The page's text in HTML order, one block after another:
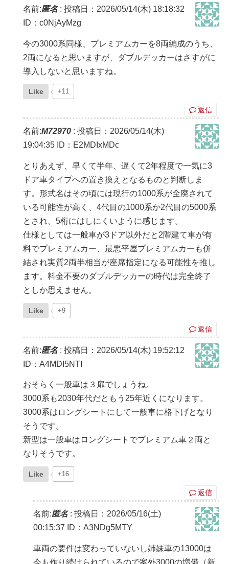
名前:匿名: 投稿日：2026/05/14(木) 18:18:32
ID：c0NjAyMzg
今の3000系同様、プレミアムカーを8両編成のうち、
2両になると思いますが、ダブルデッカーはさすがに
導入しないと思いますね。
Like +11
返信
名前:M72970 : 投稿日：2026/05/14(木)
19:04:35 ID：E2MDIxMDc
とりあえず、早くて半年、遅くて2年程度で一気に3
ドア車タイプへの置き換えとなるものと判断しま
す。形式名はその頃には現行の1000系が全廃されて
いる可能性が高く、4代目の1000系か2代目の5000系
とされ、5桁にはしにくいように感じます。
仕様としては一般車が3ドア以外だと2階建て車が有
料でプレミアムカー、最悪平屋プレミアムカーも併
結され実質2両半相当が座席指定になる可能性を推し
ます。料金不要のダブルデッカーの時代は完全終了
としか思えません。
Like +9
返信
名前:匿名: 投稿日：2026/05/14(木) 19:52:12
ID：A4MDI5NTI
おそらく一般車は３扉でしょうね。
3000系も2030年代だともう25年近くになります。
3000系はロングシートにして一般車に格下げとなり
そうです。
新型は一般車はロングシートでプレミアム車２両と
なりそうです。
Like +16
返信
名前:匿名: 投稿日：2026/05/16(土)
00:15:37
ID：A3NDg5MTY
車両の要件は変わっていないし姉妹車の13000は
今も作り続けられているので案外3000の増備（新